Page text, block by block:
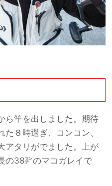
ら竿を出しました。期待
８時過ぎ、コンコン、
アタリがでました。上が
の38㌢のマコガレイで